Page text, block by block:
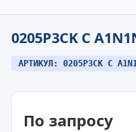
0205P3CK C
АРТИКУЛ: 0205P3CK C
По запросу